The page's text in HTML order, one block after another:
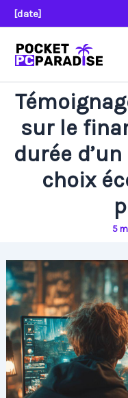
Aller
au
contenu
[date]
sur le
durée
choix
5